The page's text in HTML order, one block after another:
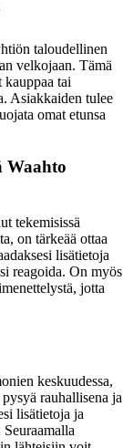
taloudellinen
velkojaan. Tämä
tai
Asiakkaiden tulee
omat etunsa
Waahto
tekemisissä
on tärkeää ottaa
lisätietoja
reagoida. On myös
jotta
keskuudessa,
rauhallisena ja
lisätietoja ja